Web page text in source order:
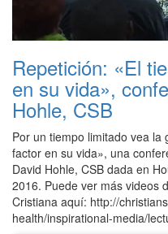
Repetición: «El
en su vida»,
Hohle, CSB
Por un tiempo limitado vea la
factor en su vida», una
David Hohle, CSB dada en
2016. Puede ver más videos
Cristiana aquí: http://
health/inspirational-media/